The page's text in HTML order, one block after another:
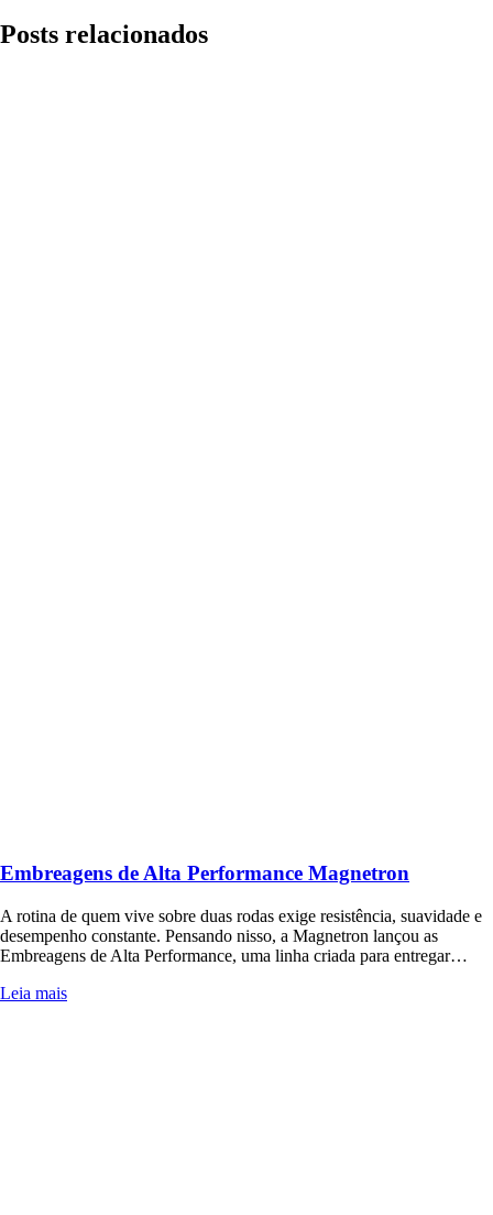
Posts relacionados
Embreagens de Alta Performance Magnetron
A rotina de quem vive sobre duas rodas exige resistência, suavidade e
desempenho constante. Pensando nisso, a Magnetron lançou as
Embreagens de Alta Performance, uma linha criada para entregar…
Leia mais